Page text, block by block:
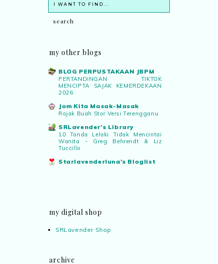
my other blogs
BLOG PERPUSTAKAAN JBPM
PERTANDINGAN TIKTOK
MENCIPTA SAJAK KEMERDEKAAN
2026
Jom Kita Masak-Masak
Rojak Buah Stor Versi Terengganu
SRLavender's Library
10 Tanda Lelaki Tidak Mencintai
Wanita - Greg Behrendt & Liz
Tuccillo
Starlavenderluna's Bloglist
my digital shop
SRLavender Shop
archive